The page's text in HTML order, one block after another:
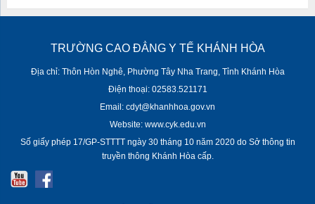
TRƯỜNG CAO ĐẲNG Y TẾ KHÁNH HÒA
Địa chỉ: Thôn Hòn Nghê, Phường Tây Nha Trang, Tỉnh Khánh Hòa
Điện thoại: 02583.521171
Email: cdyt@khanhhoa.gov.vn
Website: www.cyk.edu.vn
Số giấy phép 17/GP-STTTT ngày 30 tháng 10 năm 2020 do Sở thông tin
truyền thông Khánh Hòa cấp.